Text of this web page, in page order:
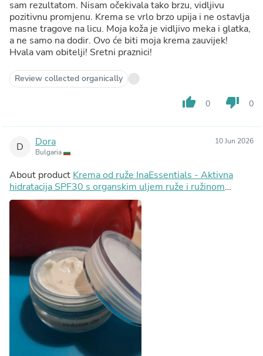
sam rezultatom. Nisam očekivala tako brzu, vidljivu
pozitivnu promjenu. Krema se vrlo brzo upija i ne ostavlja
masne tragove na licu. Moja koža je vidljivo meka i glatka,
a ne samo na dodir. Ovo će biti moja krema zauvijek!
Hvala vam obitelji! Sretni praznici!
Review collected organically
thumb_up 0 thumb_down 0
D Dora
Bulgaria
10 Jun 2026
About product Krema od ruže InaEssentials - Aktivna
hidratacija SPF30 s organskim uljem ruže i ružinom
vodom, 2ml